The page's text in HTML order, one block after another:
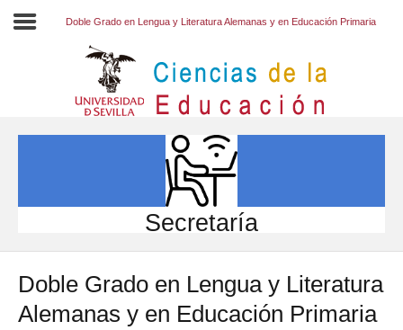
INVESTIGACIÓN
INTERNACIONAL
Directorio FCCE
Doble Grado en Lengua y Literatura Alemanas y en Educación Primaria
Secretaría
Doble Grado en Lengua y Literatura
Alemanas y en Educación Primaria